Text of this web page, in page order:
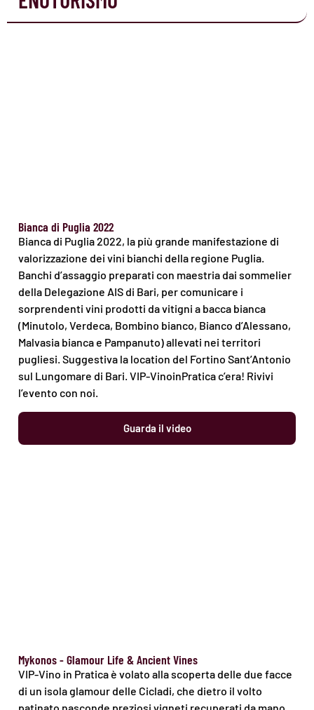
Bianca di Puglia 2022
Bianca di Puglia 2022, la più grande manifestazione di
valorizzazione dei vini bianchi della regione Puglia.
Banchi d’assaggio preparati con maestria dai sommelier
della Delegazione AIS di Bari, per comunicare i
sorprendenti vini prodotti da vitigni a bacca bianca
(Minutolo, Verdeca, Bombino bianco, Bianco d’Alessano,
Malvasia bianca e Pampanuto) allevati nei territori
pugliesi. Suggestiva la location del Fortino Sant’Antonio
sul Lungomare di Bari. VIP-VinoinPratica c’era! Rivivi
l’evento con noi.
Guarda il video
Mykonos - Glamour Life & Ancient Vines
VIP-Vino in Pratica è volato alla scoperta delle due facce
di un isola glamour delle Cicladi, che dietro il volto
patinato nasconde preziosi vigneti recuperati da mano